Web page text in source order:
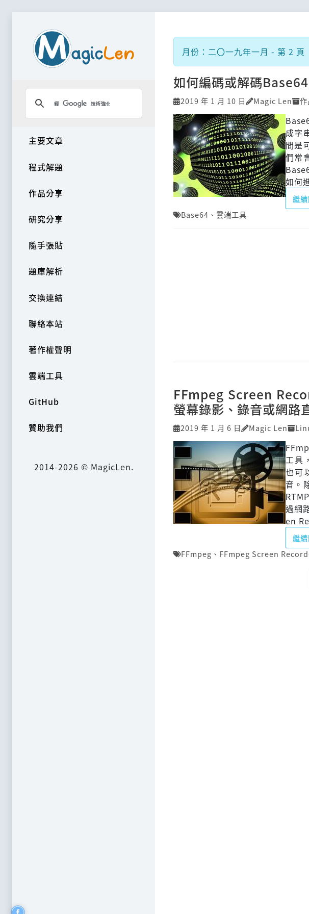
主要文章
程式解題
作品分享
研究分享
隨手張貼
題庫解析
交換連結
聯絡本站
著作權聲明
雲端工具
GitHub
贊助我們
2014-2026 © MagicLen.
月份：二〇一九年一月 - 第 2 頁
如何編碼或解碼
2019 年 1 月 10 日 Magic Len
成字
間是
們常
如何
繼
Base64 、 雲端工具
FFmpeg Screen
螢幕錄影、錄音或網路
2019 年 1 月 6 日 Magic Len
工具
也可
音。
過網
en
繼
FFmpeg 、 FFmpeg Screen